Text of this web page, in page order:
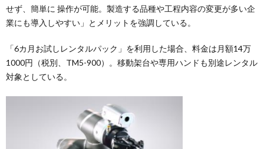
せず、簡単に 操作が可能。製造する品種や工程内容の変更が多い企
業にも導入しやすい」とメリットを強調している。
「6カ月お試しレンタルパック」を利用した場合、料金は月額14万
1000円（税別、TM5-900）。移動架台や専用ハンドも別途レンタル
対象としている。